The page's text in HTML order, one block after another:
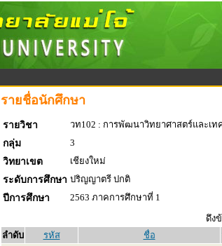
รายชื่อนักศึกษา
รายวิชา
วท102 : การพัฒนาวิทยาศาสตร์และเท
กลุ่ม
3
วิทยาเขต
เชียงใหม่
ระดับการศึกษา ปริญญาตรี ปกติ
ปีการศึกษา
2563 ภาคการศึกษาที่ 1
ดึง
ลำดับ
รหัส ชื่อ